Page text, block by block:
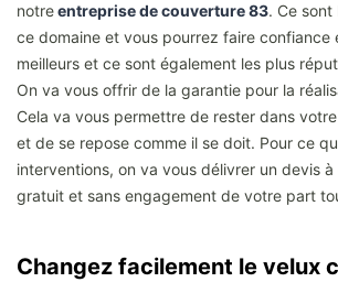
notreentreprise de couverture 83. Ce sont
ce domaine et vous pourrez faire confiance
meilleurs et ce sont également les plus
On va vous offrir de la garantie pour la
Cela va vous permettre de rester dans
et de se repose comme il se doit. Pour ce
interventions, on va vous délivrer un devis à
gratuit et sans engagement de votre part
Changez facilement le velux